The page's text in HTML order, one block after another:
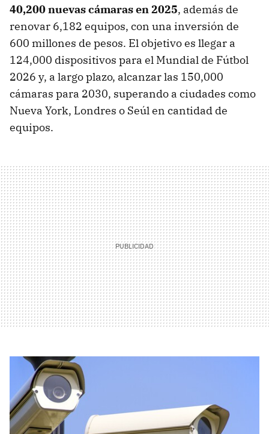
40,200 nuevas cámaras en 2025, además de
renovar 6,182 equipos, con una inversión de
600 millones de pesos. El objetivo es llegar a
124,000 dispositivos para el Mundial de Fútbol
2026 y, a largo plazo, alcanzar las 150,000
cámaras para 2030, superando a ciudades como
Nueva York, Londres o Seúl en cantidad de
equipos.